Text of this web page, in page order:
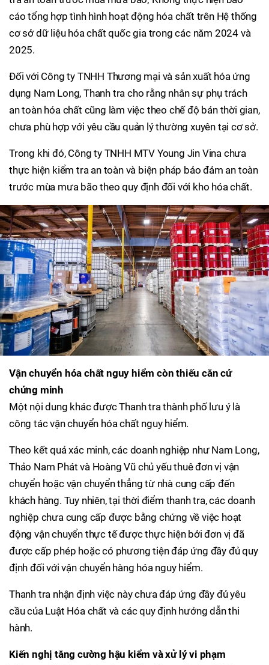
cáo tổng hợp tình hình hoạt động hóa chất trên Hệ thống
cơ sở dữ liệu hóa chất quốc gia trong các năm 2024 và
2025.
Đối với Công ty TNHH Thương mại và sản xuất hóa ứng
dụng Nam Long, Thanh tra cho rằng nhân sự phụ trách
an toàn hóa chất cũng làm việc theo chế độ bán thời gian,
chưa phù hợp với yêu cầu quản lý thường xuyên tại cơ sở.
Trong khi đó, Công ty TNHH MTV Young Jin Vina chưa
thực hiện kiểm tra an toàn và biện pháp bảo đảm an toàn
trước mùa mưa bão theo quy định đối với kho hóa chất.
Vận chuyển hóa chất nguy hiểm còn thiếu căn cứ
chứng minh
Một nội dung khác được Thanh tra thành phố lưu ý là
công tác vận chuyển hóa chất nguy hiểm.
Theo kết quả xác minh, các doanh nghiệp như Nam Long,
Thảo Nam Phát và Hoàng Vũ chủ yếu thuê đơn vị vận
chuyển hoặc vận chuyển thẳng từ nhà cung cấp đến
khách hàng. Tuy nhiên, tại thời điểm thanh tra, các doanh
nghiệp chưa cung cấp được bằng chứng về việc hoạt
động vận chuyển thực tế được thực hiện bởi đơn vị đã
được cấp phép hoặc có phương tiện đáp ứng đầy đủ quy
định đối với vận chuyển hàng hóa nguy hiểm.
Thanh tra nhận định việc này chưa đáp ứng đầy đủ yêu
cầu của Luật Hóa chất và các quy định hướng dẫn thi
hành.
Kiến nghị tăng cường hậu kiểm và xử lý vi phạm